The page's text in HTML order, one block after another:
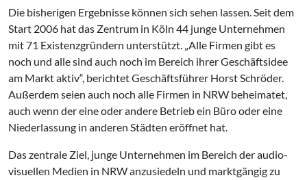
Die bisherigen Ergebnisse können sich sehen lassen. Seit dem
Start 2006 hat das Zentrum in Köln 44 junge Unternehmen
mit 71 Existenzgründern unterstützt. „Alle Firmen gibt es
noch und alle sind auch noch im Bereich ihrer Geschäftsidee
am Markt aktiv“, berichtet Geschäftsführer Horst Schröder.
Außerdem seien auch noch alle Firmen in NRW beheimatet,
auch wenn der eine oder andere Betrieb ein Büro oder eine
Niederlassung in anderen Städten eröffnet hat.
Das zentrale Ziel, junge Unternehmen im Bereich der audio-
visuellen Medien in NRW anzusiedeln und marktgängig zu